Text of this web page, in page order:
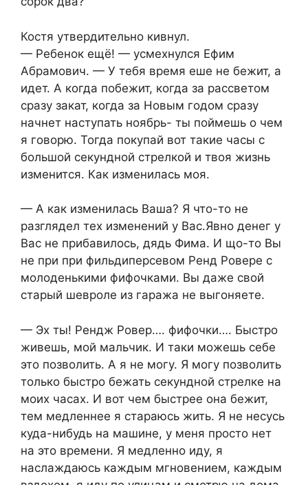
Костя утвердительно кивнул.
— Ребенок ещё! — усмехнулся Ефим
Абрамович. — У тебя время еше не бежит, а
идет. А когда побежит, когда за рассветом
сразу закат, когда за Новым годом сразу
начнет наступать ноябрь- ты поймешь о чем
я говорю. Тогда покупай вот такие часы с
большой секундной стрелкой и твоя жизнь
изменится. Как изменилась моя.
— А как изменилась Ваша? Я что-то не
разглядел тех изменений у Вас.Явно денег у
Вас не прибавилось, дядь Фима. И що-то Вы
не при при фильдиперсевом Ренд Ровере с
молоденькими фифочками. Вы даже свой
старый шевроле из гаража не выгоняете.
— Эх ты! Рендж Ровер…. фифочки…. Быстро
живешь, мой мальчик. И таки можешь себе
это позволить. А я не могу. Я могу позволить
только быстро бежать секундной стрелке на
моих часах. И вот чем быстрее она бежит,
тем медленнее я стараюсь жить. Я не несусь
куда-нибудь на машине, у меня просто нет
на это времени. Я медленно иду, я
наслаждаюсь каждым мгновением, каждым